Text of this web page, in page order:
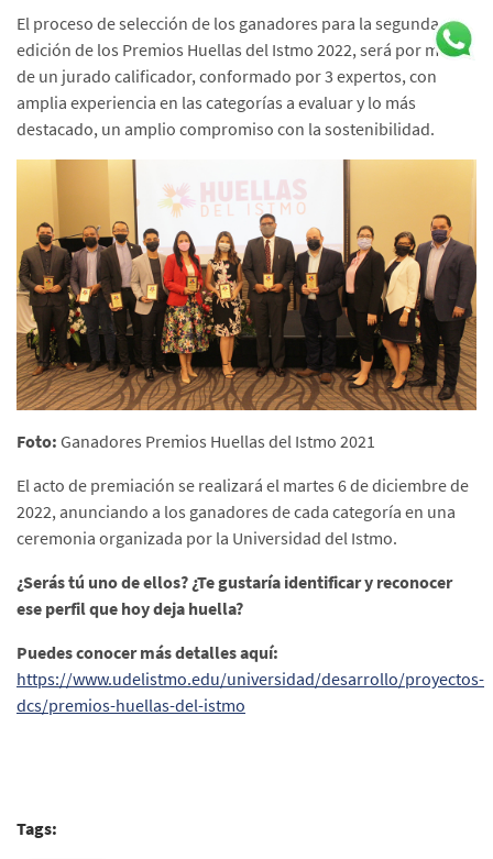
El proceso de selección de los ganadores para la segunda
edición de los Premios Huellas del Istmo 2022, será por medio
de un jurado calificador, conformado por 3 expertos, con
amplia experiencia en las categorías a evaluar y lo más
destacado, un amplio compromiso con la sostenibilidad.
Foto: Ganadores Premios Huellas del Istmo 2021
El acto de premiación se realizará el martes 6 de diciembre de
2022, anunciando a los ganadores de cada categoría en una
ceremonia organizada por la Universidad del Istmo.
¿Serás tú uno de ellos? ¿Te gustaría identificar y reconocer
ese perfil que hoy deja huella?
Puedes conocer más detalles aquí:
https://www.udelistmo.edu/universidad/desarrollo/proyectos-
dcs/premios-huellas-del-istmo
Tags: